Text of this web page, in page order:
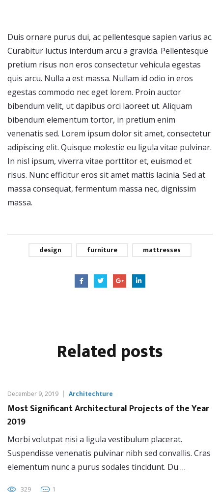
Duis ornare purus dui, ac pellentesque sapien varius ac.
Curabitur luctus interdum arcu a gravida. Pellentesque
pretium risus non eros consectetur vehicula egestas
quis arcu. Nulla a est massa. Nullam id odio in eros
egestas commodo nec eget lorem. Proin auctor
bibendum velit, ut dapibus orci laoreet ut. Aliquam
bibendum elementum tortor, in pretium enim
venenatis sed. Lorem ipsum dolor sit amet, consectetur
adipiscing elit. Quisque molestie eu ligula vitae pulvinar.
In nisl ipsum, viverra vitae porttitor et, euismod et
risus. Nunc efficitur eros sit amet mattis lacinia. Sed at
massa consequat, fermentum massa nec, dignissim
massa.
design furniture mattresses
Related posts
December 9, 2019 Architechture
Most Significant Architectural Projects of the Year
2019
Morbi volutpat nisi a ligula vestibulum placerat.
Suspendisse venenatis pulvinar nibh sed convallis. Cras
elementum nunc a purus sodales tincidunt. Du …
329 1